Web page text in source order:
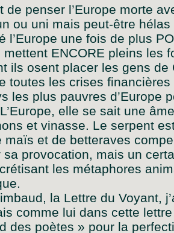
de penser l’Europe morte
ou uni mais peut-être hélas
l’Europe une fois de plus
mettent ENCORE pleins les
ils osent placer les gens
toutes les crises
les plus pauvres d’Europe
elle se sait une
et vinasse. Le serpent
maïs et de betteraves
sa provocation, mais un
les métaphores
la Lettre du Voyant,
comme lui dans cette
des poètes » pour la